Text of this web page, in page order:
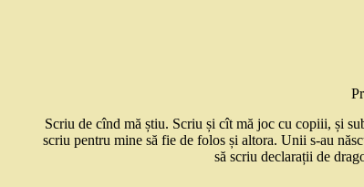
Scriu de cînd mă știu. Scriu și cît mă joc cu copiii, și
scriu pentru mine să fie de folos și altora. Unii s-au
să scriu declarații de